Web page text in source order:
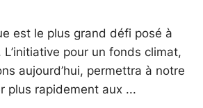
est le plus grand défi posé à
pour un fonds climat,
aujourd’hui, permettra à notre
plus rapidement aux